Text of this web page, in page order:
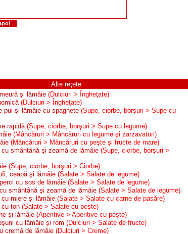
Alte reţete
şi lămâie (Dulciuri > Îngheţate)
(Dulciuri > Îngheţate)
pui şi lămâie cu spaghete (Supe, ciorbe, borşuri > Supe cu
rapidă (Supe, ciorbe, borşuri > Supe cu legume)
(Mâncăruri > Mâncăruri cu legume şi zarzavaturi)
(Mâncăruri > Mâncăruri cu peşte şi fructe de mare)
smântână şi zeamă de lămâie (Supe, ciorbe, borşuri >
(Supe, ciorbe, borşuri > Ciorbe)
ceapă şi lămâie (Salate > Salate de legume)
cu sos de lămâie (Salate > Salate de legume)
smântână şi zeamă de lămâie (Salate > Salate de legume)
miere şi lămâie (Salate > Salate cu carne de pasăre)
cu ton (Salate > Salate cu peşte)
şi lămâie (Aperitive > Aperitive cu peşte)
cu lămâie şi rom (Dulciuri > Salate de fructe)
cremă de lămâie (Dulciuri > Creme)